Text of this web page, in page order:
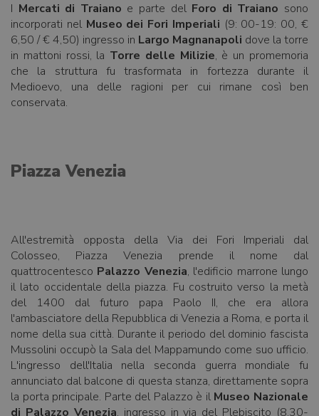
I Mercati di Traiano e parte del Foro di Traiano sono
incorporati nel Museo dei Fori Imperiali (9: 00-19: 00, €
6,50 / € 4,50) ingresso in Largo Magnanapoli dove la torre
in mattoni rossi, la Torre delle Milizie, è un promemoria
che la struttura fu trasformata in fortezza durante il
Medioevo, una delle ragioni per cui rimane così ben
conservata.
Piazza Venezia
All'estremità opposta della Via dei Fori Imperiali dal
Colosseo, Piazza Venezia prende il nome dal
quattrocentesco Palazzo Venezia, l'edificio marrone lungo
il lato occidentale della piazza. Fu costruito verso la metà
del 1400 dal futuro papa Paolo II, che era allora
l'ambasciatore della Repubblica di Venezia a Roma, e porta il
nome della sua città. Durante il periodo del dominio fascista
Mussolini occupò la Sala del Mappamundo come suo ufficio.
L'ingresso dell'Italia nella seconda guerra mondiale fu
annunciato dal balcone di questa stanza, direttamente sopra
la porta principale. Parte del Palazzo è il Museo Nazionale
di Palazzo Venezia, ingresso in via del Plebiscito (8.30-